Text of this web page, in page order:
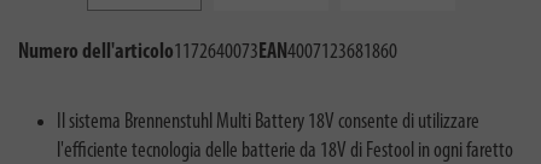
Numero dell'articolo1172640073EAN4007123681860
Il sistema Brennenstuhl Multi Battery 18V consente di utilizzare
l'efficiente tecnologia delle batterie da 18V di Festool in ogni faretto